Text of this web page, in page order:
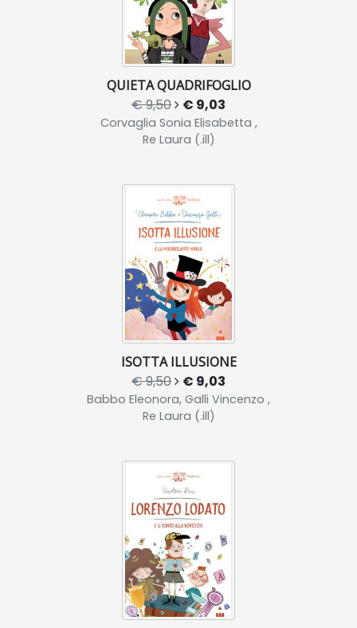
QUIETA QUADRIFOGLIO
€ 9,50 € 9,03
Corvaglia Sonia Elisabetta ,
Re Laura (.ill)
ISOTTA ILLUSIONE
€ 9,50 € 9,03
Babbo Eleonora, Galli Vincenzo ,
Re Laura (.ill)